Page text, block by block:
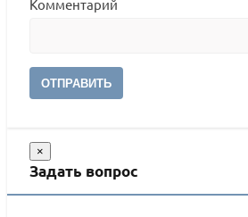
Комментарий
ОТПРАВИТЬ
×
Задать вопрос